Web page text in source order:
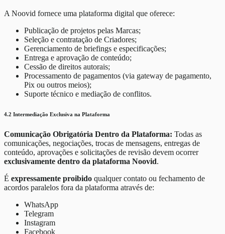
A Noovid fornece uma plataforma digital que oferece:
Publicação de projetos pelas Marcas;
Seleção e contratação de Criadores;
Gerenciamento de briefings e especificações;
Entrega e aprovação de conteúdo;
Cessão de direitos autorais;
Processamento de pagamentos (via gateway de pagamento,
Pix ou outros meios);
Suporte técnico e mediação de conflitos.
4.2 Intermediação Exclusiva na Plataforma
Comunicação Obrigatória Dentro da Plataforma: Todas as
comunicações, negociações, trocas de mensagens, entregas de
conteúdo, aprovações e solicitações de revisão devem ocorrer
exclusivamente dentro da plataforma Noovid.
É expressamente proibido qualquer contato ou fechamento de
acordos paralelos fora da plataforma através de:
WhatsApp
Telegram
Instagram
Facebook